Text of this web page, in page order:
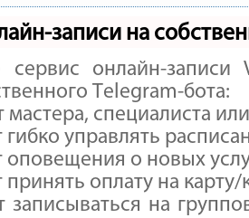
записи на
сервис онлайн-
Telegram-бота:
мастера, специалиста
управлять
о новых
оплату на
на